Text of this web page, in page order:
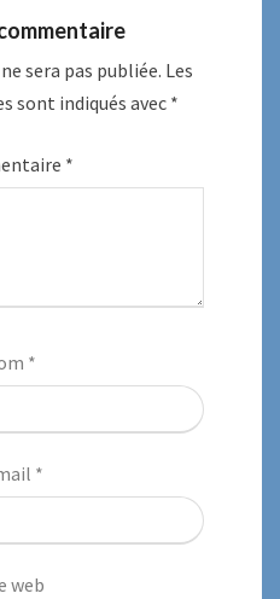
sera pas publiée. Les
sont indiqués avec *
*
*
*
web